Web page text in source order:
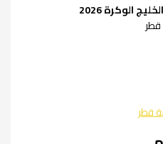
الوكرة 2026
قطر